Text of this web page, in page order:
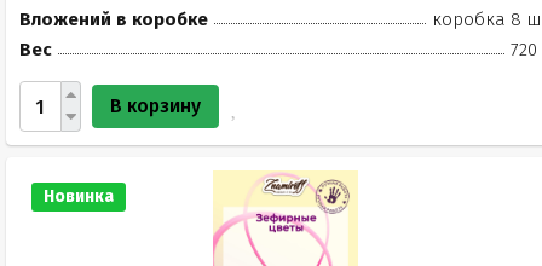
Вложений в коробке
коробка 8
Вес
720
В корзину
Новинка